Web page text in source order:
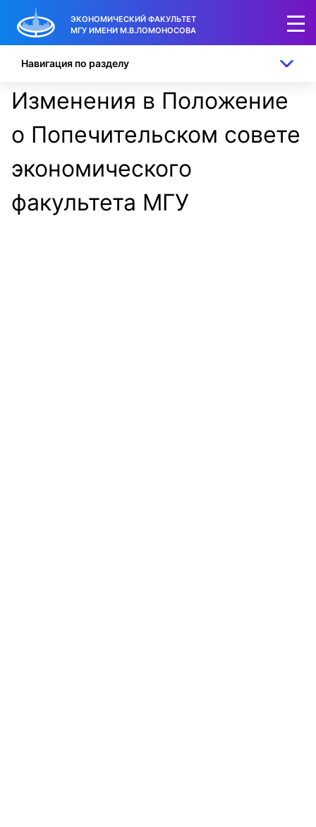
ЭКОНОМИЧЕСКИЙ ФАКУЛЬТЕТ
МГУ ИМЕНИ М.В.ЛОМОНОСОВА
Изменения в Положение
о Попечительском совете
экономического
факультета МГУ
Навигация по разделу